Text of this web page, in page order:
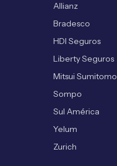
Allianz
Bradesco
HDI Seguros
Liberty Seguros
Mitsui Sumitomo
Sompo
Sul América
Yelum
Zurich